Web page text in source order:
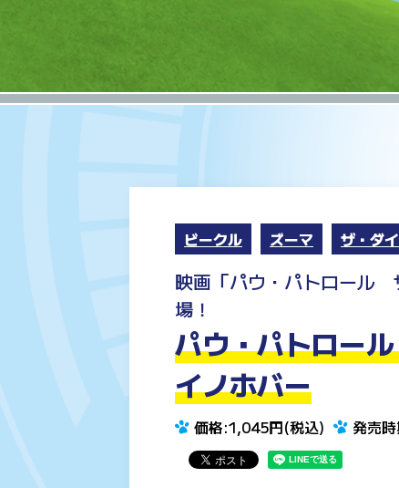
ビークル ズーマ ザ・ダ
映画「パウ・パトロール
場！
パウ・パトロー
イノホバー
価格:1,045円(税込) 発売